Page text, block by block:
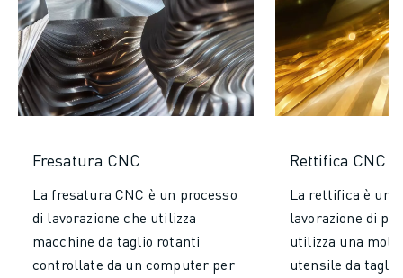
Fresatura CNC
La fresatura CNC è un processo
di lavorazione che utilizza
macchine da taglio rotanti
controllate da un computer per
Rettifica CNC
La rettifica è un
lavorazione di
utilizza una
utensile da